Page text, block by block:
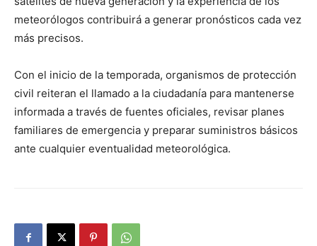
meteorólogos contribuirá a generar pronósticos cada vez
más precisos.
Con el inicio de la temporada, organismos de protección
civil reiteran el llamado a la ciudadanía para mantenerse
informada a través de fuentes oficiales, revisar planes
familiares de emergencia y preparar suministros básicos
ante cualquier eventualidad meteorológica.